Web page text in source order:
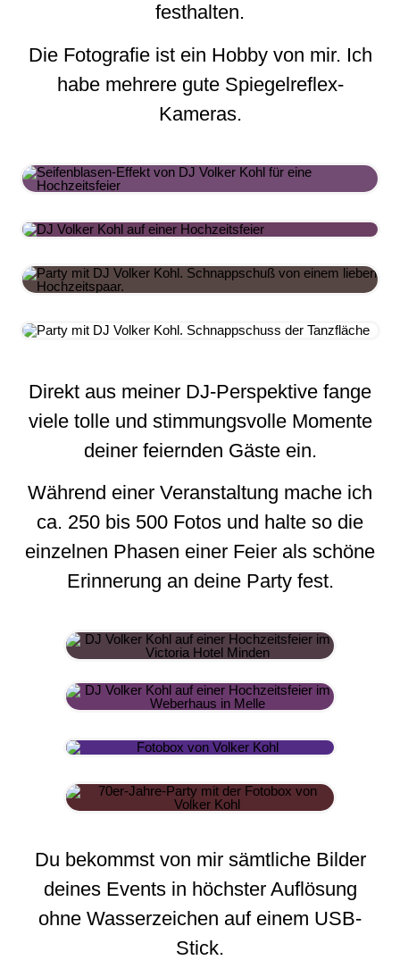
festhalten.
Die Fotografie ist ein Hobby von mir. Ich
habe mehrere gute Spiegelreflex-
Kameras.
Direkt aus meiner DJ-Perspektive fange
viele tolle und stimmungsvolle Momente
deiner feiernden Gäste ein.
Während einer Veranstaltung mache ich
ca. 250 bis 500 Fotos und halte so die
einzelnen Phasen einer Feier als schöne
Erinnerung an deine Party fest.
Du bekommst von mir sämtliche Bilder
deines Events in höchster Auflösung
ohne Wasserzeichen auf einem USB-
Stick.